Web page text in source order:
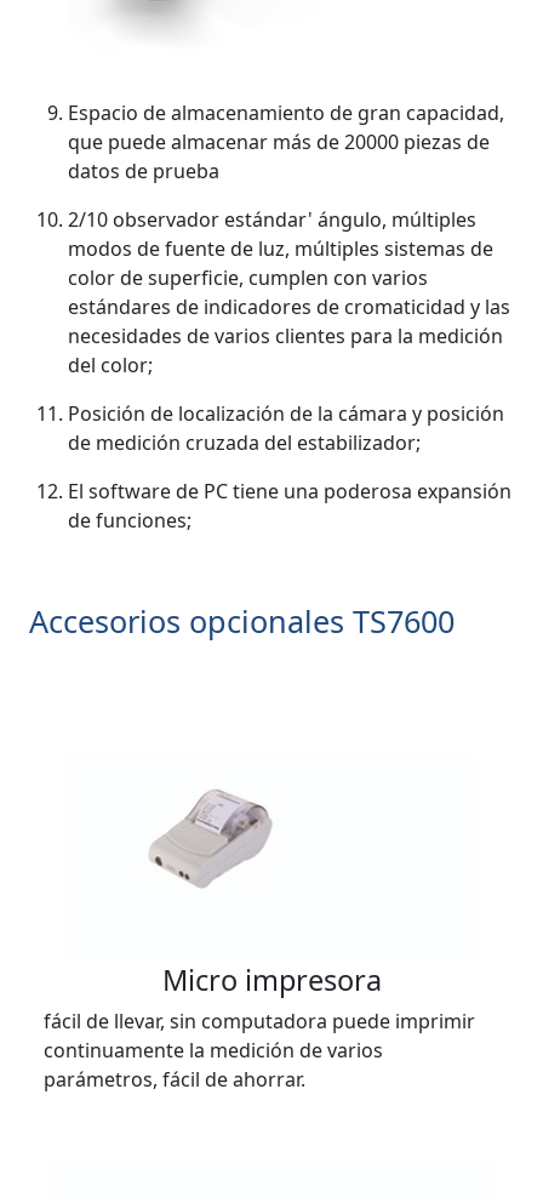
Espacio de almacenamiento de gran capacidad,
que puede almacenar más de 20000 piezas de
datos de prueba
2/10 observador estándar' ángulo, múltiples
modos de fuente de luz, múltiples sistemas de
color de superficie, cumplen con varios
estándares de indicadores de cromaticidad y las
necesidades de varios clientes para la medición
del color;
Posición de localización de la cámara y posición
de medición cruzada del estabilizador;
El software de PC tiene una poderosa expansión
de funciones;
Accesorios opcionales TS7600
Micro impresora
fácil de llevar, sin computadora puede imprimir
continuamente la medición de varios
parámetros, fácil de ahorrar.